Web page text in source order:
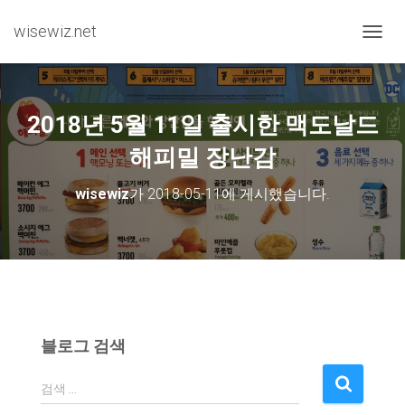
wisewiz.net
2018년 5월 11일 출시한 맥도날드
해피밀 장난감
wisewiz가 2018-05-11에 게시했습니다.
블로그 검색
검
색
검색 …